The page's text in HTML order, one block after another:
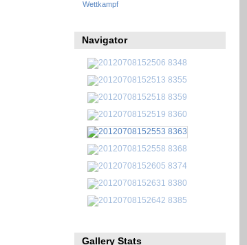
Wettkampf
Navigator
Gallery Stats